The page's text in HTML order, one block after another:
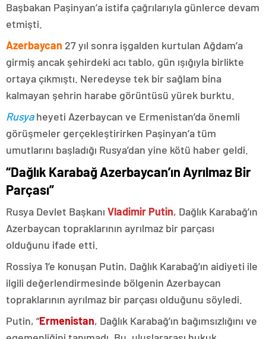
Başbakan Paşinyan’a istifa çağrılarıyla günlerce devam
etmişti.
Azerbaycan 27 yıl sonra işgalden kurtulan Ağdam’a
girmiş ancak şehirdeki acı tablo, gün ışığıyla birlikte
ortaya çıkmıştı. Neredeyse tek bir sağlam bina
kalmayan şehrin harabe görüntüsü yürek burktu.
Rusyaheyeti Azerbaycan ve Ermenistan’da önemli
görüşmeler gerçekleştirirken Paşinyan’a tüm
umutlarını başladığı Rusya’dan yine kötü haber geldi.
“Dağlık Karabağ Azerbaycan’ın Ayrılmaz Bir
Parçası”
Rusya Devlet Başkanı Vladimir Putin, Dağlık Karabağ’ın
Azerbaycan topraklarının ayrılmaz bir parçası
olduğunu ifade etti.
Rossiya 1’e konuşan Putin, Dağlık Karabağ’ın aidiyeti ile
ilgili değerlendirmesinde bölgenin Azerbaycan
topraklarının ayrılmaz bir parçası olduğunu söyledi.
Putin, “Ermenistan, Dağlık Karabağ’ın bağımsızlığını ve